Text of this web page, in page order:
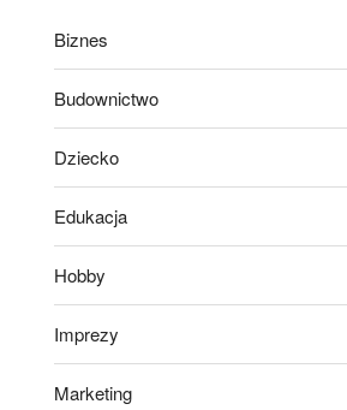
Biznes
Budownictwo
Dziecko
Edukacja
Hobby
Imprezy
Marketing